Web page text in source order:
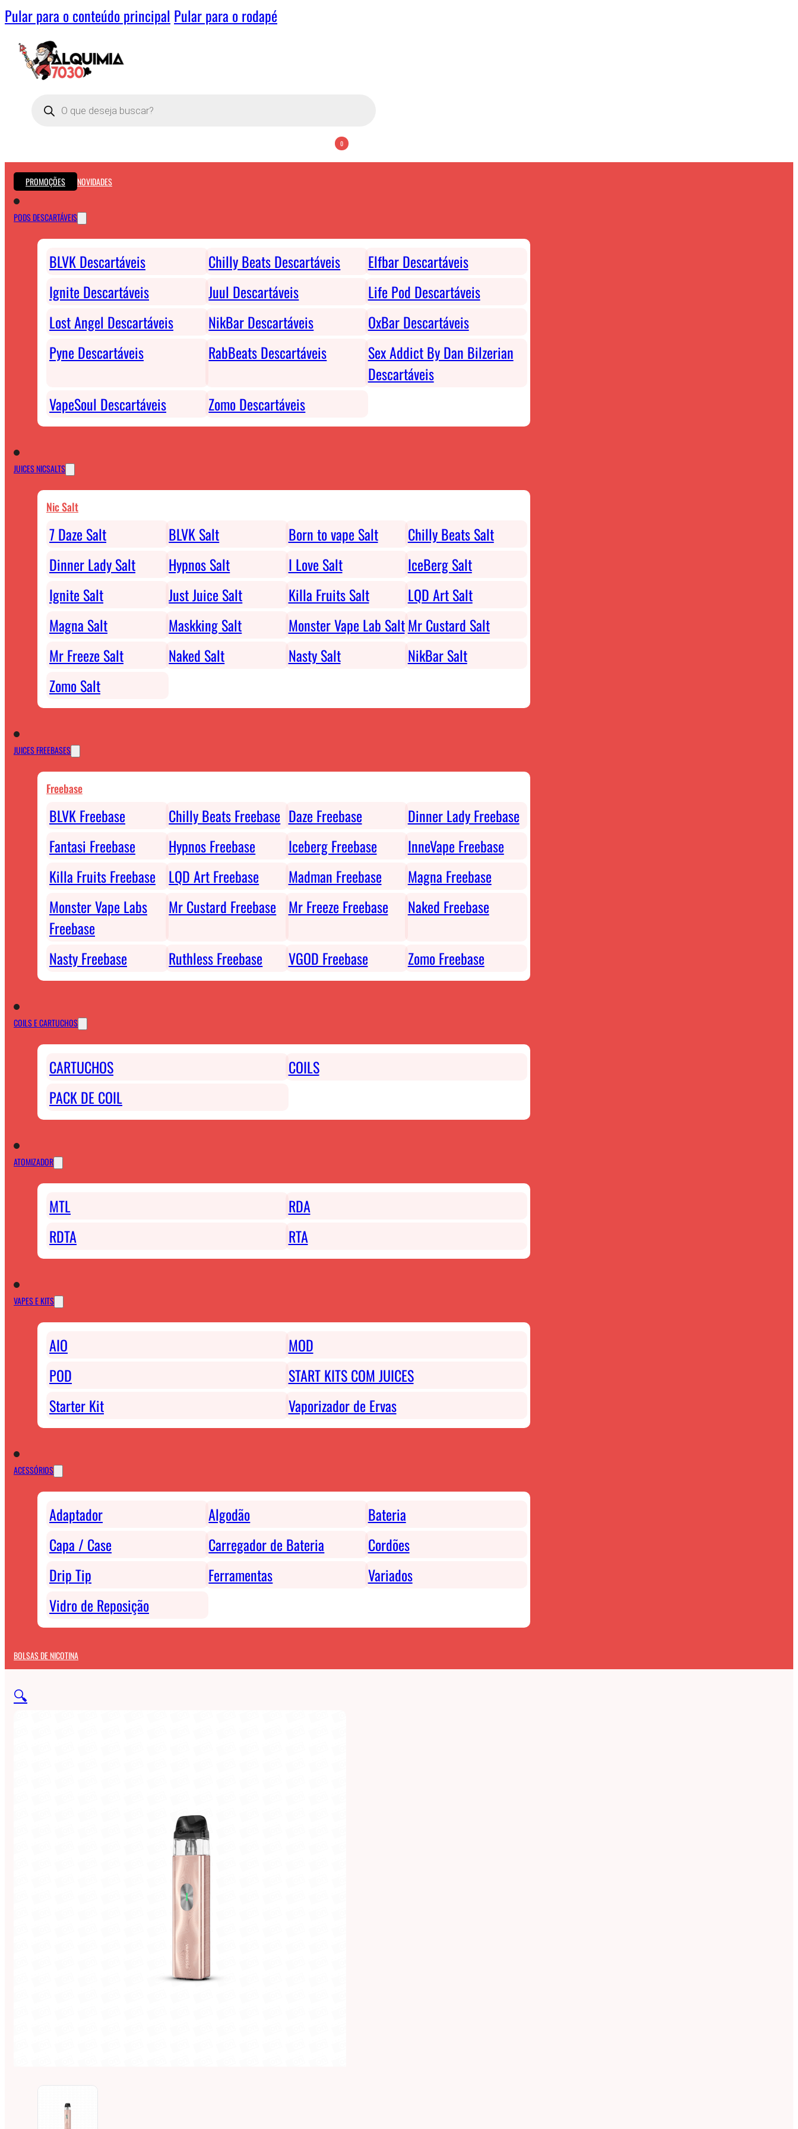
Pular para o conteúdo principal Pular para o rodapé
Pesquisar
produtos
0
PROMOÇÕES NOVIDADES
PODS DESCARTÁVEIS
BLVK Descartáveis Chilly Beats Descartáveis
Elfbar Descartáveis
Ignite Descartáveis
Juul Descartáveis
Life Pod Descartáveis
Lost Angel Descartáveis
NikBar Descartáveis
OxBar Descartáveis
Pyne Descartáveis
RabBeats Descartáveis
Sex Addict By Dan Bilzerian
Descartáveis
VapeSoul Descartáveis
Zomo Descartáveis
JUICES NICSALTS
Nic Salt
7 Daze Salt BLVK Salt Born to vape Salt
Chilly Beats Salt
Dinner Lady Salt
Hypnos Salt I Love Salt
IceBerg Salt
Ignite Salt
Just Juice Salt Killa Fruits Salt
LQD Art Salt
Magna Salt
Maskking Salt Monster Vape Lab SaltMr Custard Salt
Mr Freeze Salt
Naked Salt Nasty Salt
NikBar Salt
Zomo Salt
JUICES FREEBASES
Freebase
BLVK Freebase Chilly Beats Freebase Daze Freebase
Dinner Lady Freebase
Fantasi Freebase
Hypnos Freebase Iceberg Freebase
InneVape Freebase
Killa Fruits Freebase
LQD Art Freebase Madman Freebase
Magna Freebase
Monster Vape Labs
Freebase
Mr Custard Freebase Mr Freeze Freebase Naked Freebase
Nasty Freebase Ruthless Freebase VGOD Freebase Zomo Freebase
COILS E CARTUCHOS
CARTUCHOS
COILS
PACK DE COIL
ATOMIZADOR
MTL
RDA
RDTA
RTA
VAPES E KITS
AIO
MOD
POD
START KITS COM JUICES
Starter Kit
Vaporizador de Ervas
ACESSÓRIOS
Adaptador Algodão
Bateria
Capa / Case
Carregador de Bateria
Cordões
Drip Tip
Ferramentas
Variados
Vidro de Reposição
BOLSAS DE NICOTINA
🔍